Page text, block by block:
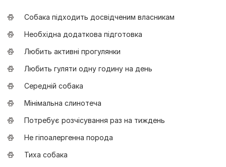
Собака підходить досвідченим власникам
Необхідна додаткова підготовка
Любить активні прогулянки
Любить гуляти одну годину на день
Середній собака
Мінімальна слинотеча
Потребує розчісування раз на тиждень
Не гіпоалергенна порода
Тиха собака